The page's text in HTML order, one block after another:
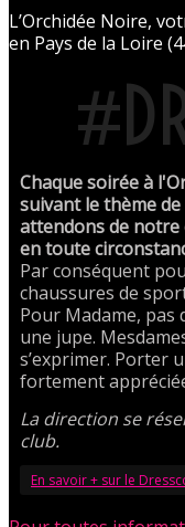
L’Orchidée Noire,
en Pays de la Loire
Chaque soirée à
suivant le thème
attendons de notre
en toute
Par conséquent
chaussures de
Pour Madame, pas
une jupe.
s’exprimer. Porter
fortement
La direction se
club.
En savoir + sur le